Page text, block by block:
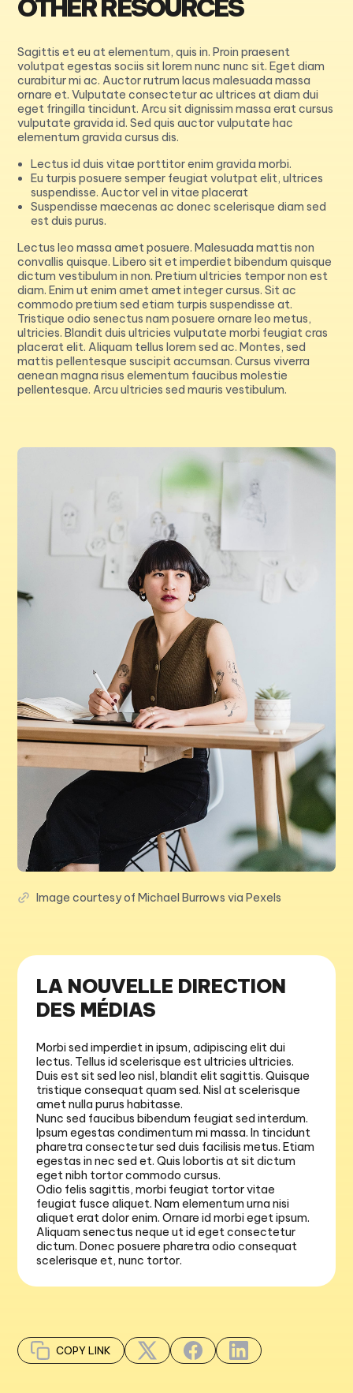
OTHER RESOURCES
Sagittis et eu at elementum, quis in. Proin praesent
volutpat egestas sociis sit lorem nunc nunc sit. Eget diam
curabitur mi ac. Auctor rutrum lacus malesuada massa
ornare et. Vulputate consectetur ac ultrices at diam dui
eget fringilla tincidunt. Arcu sit dignissim massa erat cursus
vulputate gravida id. Sed quis auctor vulputate hac
elementum gravida cursus dis.
Lectus id duis vitae porttitor enim gravida morbi.
Eu turpis posuere semper feugiat volutpat elit, ultrices
suspendisse. Auctor vel in vitae placerat
Suspendisse maecenas ac donec scelerisque diam sed
est duis purus.
Lectus leo massa amet posuere. Malesuada mattis non
convallis quisque. Libero sit et imperdiet bibendum quisque
dictum vestibulum in non. Pretium ultricies tempor non est
diam. Enim ut enim amet amet integer cursus. Sit ac
commodo pretium sed etiam turpis suspendisse at.
Tristique odio senectus nam posuere ornare leo metus,
ultricies. Blandit duis ultricies vulputate morbi feugiat cras
placerat elit. Aliquam tellus lorem sed ac. Montes, sed
mattis pellentesque suscipit accumsan. Cursus viverra
aenean magna risus elementum faucibus molestie
pellentesque. Arcu ultricies sed mauris vestibulum.
Image courtesy of Michael Burrows via Pexels
LA NOUVELLE DIRECTION
DES MÉDIAS
Morbi sed imperdiet in ipsum, adipiscing elit dui
lectus. Tellus id scelerisque est ultricies ultricies.
Duis est sit sed leo nisl, blandit elit sagittis. Quisque
tristique consequat quam sed. Nisl at scelerisque
amet nulla purus habitasse.
Nunc sed faucibus bibendum feugiat sed interdum.
Ipsum egestas condimentum mi massa. In tincidunt
pharetra consectetur sed duis facilisis metus. Etiam
egestas in nec sed et. Quis lobortis at sit dictum
eget nibh tortor commodo cursus.
Odio felis sagittis, morbi feugiat tortor vitae
feugiat fusce aliquet. Nam elementum urna nisi
aliquet erat dolor enim. Ornare id morbi eget ipsum.
Aliquam senectus neque ut id eget consectetur
dictum. Donec posuere pharetra odio consequat
scelerisque et, nunc tortor.
COPY LINK